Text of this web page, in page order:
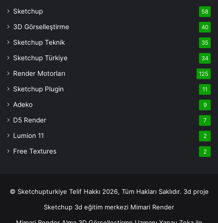
Bonusu
casino
bonusu
veren
bonusu
veren
Sketchup 58
3D Görselleştirme 40
Sketchup Teknik 35
Sketchup Türkiye 34
Render Motorları 125
Sketchup Plugin 11
Adeko 9
D5 Render 7
Lumion 11 2
Free Textures 2
© Sketchupturkiye Telif Hakkı 2026, Tüm Hakları Saklıdır. 3d proje
Sketchup 3d eğitim merkezi Mimari Render